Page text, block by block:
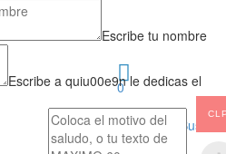
0
Buscar
Escribe tu nombre
Escribe a quiu00e9n le dedicas el